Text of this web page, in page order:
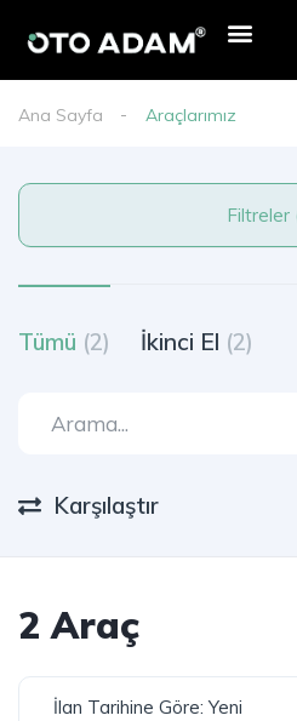
Ana Sayfa Araçlarımız
Tümü (2) İkinci El (2)
Karşılaştır
2 Araç
İlan Tarihine Göre: Yeni